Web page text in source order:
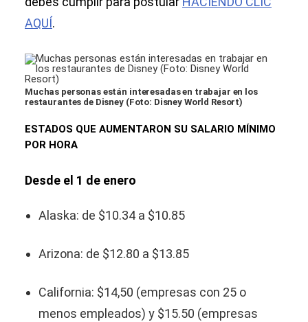
AQUÍ.
Muchas personas están interesadas en trabajar en los
restaurantes de Disney (Foto: Disney World Resort)
ESTADOS QUE AUMENTARON SU SALARIO MÍNIMO
POR HORA
Desde el 1 de enero
Alaska: de $10.34 a $10.85
Arizona: de $12.80 a $13.85
California: $14,50 (empresas con 25 o
menos empleados) y $15.50 (empresas